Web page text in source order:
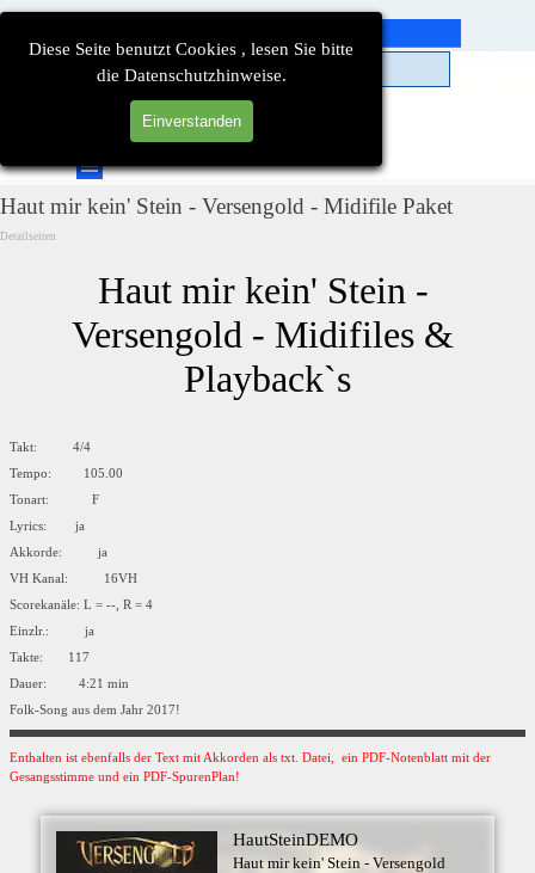
Diese Seite benutzt Cookies , lesen Sie bitte
die Datenschutzhinweise.
Einverstanden
Direkt zum Seiteninhalt
Menü überspringen
Haut mir kein' Stein - Versengold - Midifile Paket
Detailseiten
Haut mir kein' Stein -
Versengold - Midifiles &
Playback`s
Takt: 4/4
Tempo: 105.00
Tonart: F
Lyrics: ja
Akkorde: ja
VH Kanal: 16VH
Scorekanäle: L = --, R = 4
Einzlr.: ja
Takte: 117
Dauer: 4:21 min
Folk-Song aus dem Jahr 2017!
Enthalten ist ebenfalls der Text mit Akkorden als txt. Datei, ein PDF-Notenblatt mit der
Gesangsstimme und ein PDF-SpurenPlan!
HautSteinDEMO
Haut mir kein' Stein - Versengold